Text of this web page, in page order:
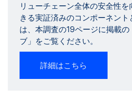
リューチェーン全体の安全性
きる実証済みのコンポーネント
は、本調査の19ページに掲載の
ブ」をご覧ください。
詳細はこちら